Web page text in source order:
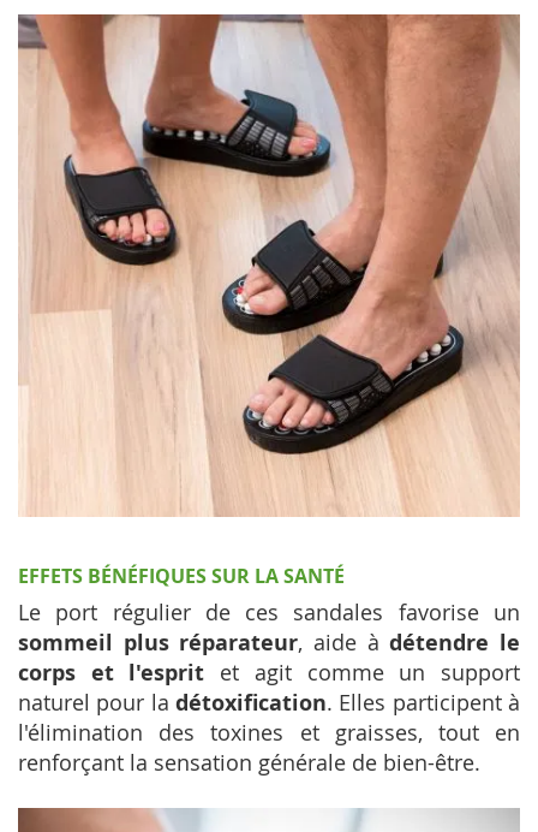
EFFETS BÉNÉFIQUES SUR LA SANTÉ
Le port régulier de ces sandales favorise un
sommeil plus réparateur, aide àdétendre le
corps et l'esprit et agit comme un support
naturel pour la détoxification. Elles participent à
l'élimination des toxines et graisses, tout en
renforçant la sensation générale de bien-être.